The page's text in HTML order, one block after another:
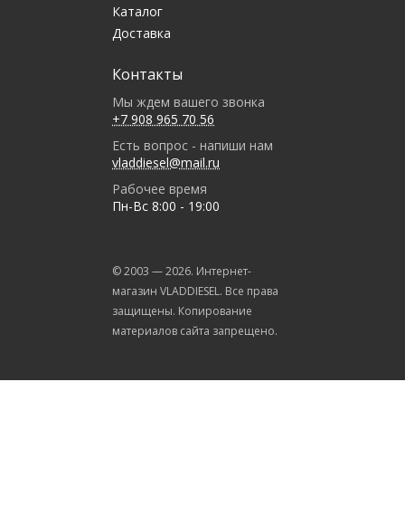
Каталог
Доставка
Контакты
Мы ждем вашего звонка
+7 908 965 70 56
Есть вопрос - напиши нам
vladdiesel@mail.ru
Рабочее время
Пн-Вс 8:00 - 19:00
© 2003 —2026. Интернет-
магазин VLADDIESEL. Все права
защищены. Копирование
материалов сайта запрещено.